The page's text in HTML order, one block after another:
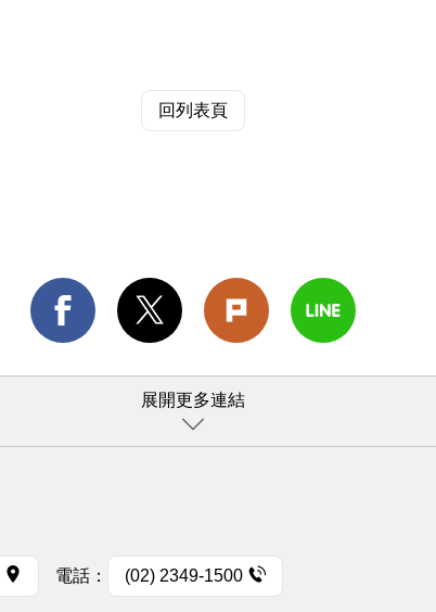
回列表頁
展開更多連結
電話： (02) 2349-1500